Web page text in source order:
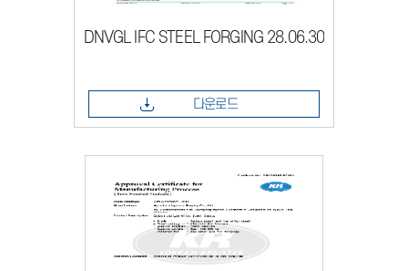
DNVGL IFC STEEL FORGING 28.06.30
다운로드